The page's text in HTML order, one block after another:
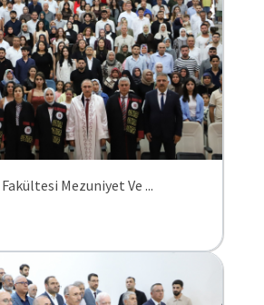
Mezuniyet Ve ...